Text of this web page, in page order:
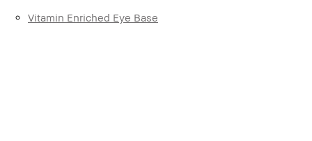
Vitamin Enriched Eye Base